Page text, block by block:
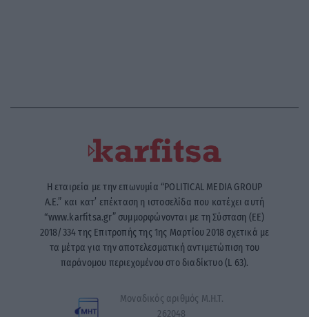
Η εταιρεία με την επωνυμία “POLITICAL MEDIA GROUP
A.E.” και κατ’ επέκταση η ιστοσελίδα που κατέχει αυτή
“www.karfitsa.gr” συμμορφώνονται με τη Σύσταση (ΕΕ)
2018/334 της Επιτροπής της 1ης Μαρτίου 2018 σχετικά με
τα μέτρα για την αποτελεσματική αντιμετώπιση του
παράνομου περιεχομένου στο διαδίκτυο (L 63).
Μοναδικός αριθμός Μ.Η.Τ.
262048